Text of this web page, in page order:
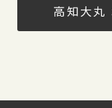
高知大丸